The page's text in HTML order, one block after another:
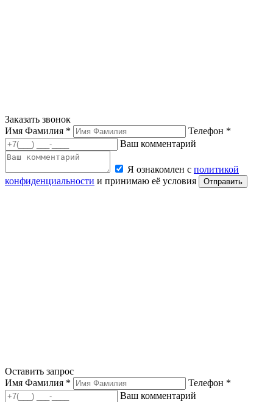
Заказать звонок
Имя Фамилия *
Телефон *
Ваш комментарий
Я ознакомлен с политикой
конфиденциальности и принимаю её условия Отправить
Оставить запрос
Имя Фамилия *
Телефон *
Ваш комментарий